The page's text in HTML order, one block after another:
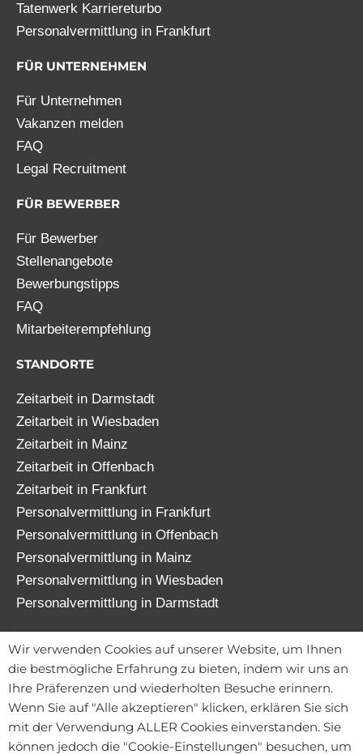
Tatenwerk Karriereturbo
Personalvermittlung in Frankfurt
FÜR UNTERNEHMEN
Für Unternehmen
Vakanzen melden
FAQ
Legal Recruitment
FÜR BEWERBER
Für Bewerber
Stellenangebote
Bewerbungstipps
FAQ
Mitarbeiterempfehlung
STANDORTE
Zeitarbeit in Darmstadt
Zeitarbeit in Wiesbaden
Zeitarbeit in Mainz
Zeitarbeit in Offenbach
Zeitarbeit in Frankfurt
Personalvermittlung in Frankfurt
Personalvermittlung in Offenbach
Personalvermittlung in Mainz
Personalvermittlung in Wiesbaden
Personalvermittlung in Darmstadt
© 2026 TATENWERK FRANKFURT GmbH
Kontakt
Mitarbeiterportal
Wir verwenden Cookies auf unserer Website, um Ihnen
die bestmögliche Erfahrung zu bieten, indem wir uns an
Ihre Präferenzen und wiederholten Besuche erinnern.
Wenn Sie auf "Alle akzeptieren" klicken, erklären Sie sich
mit der Verwendung ALLER Cookies einverstanden. Sie
können jedoch die "Cookie-Einstellungen" besuchen, um